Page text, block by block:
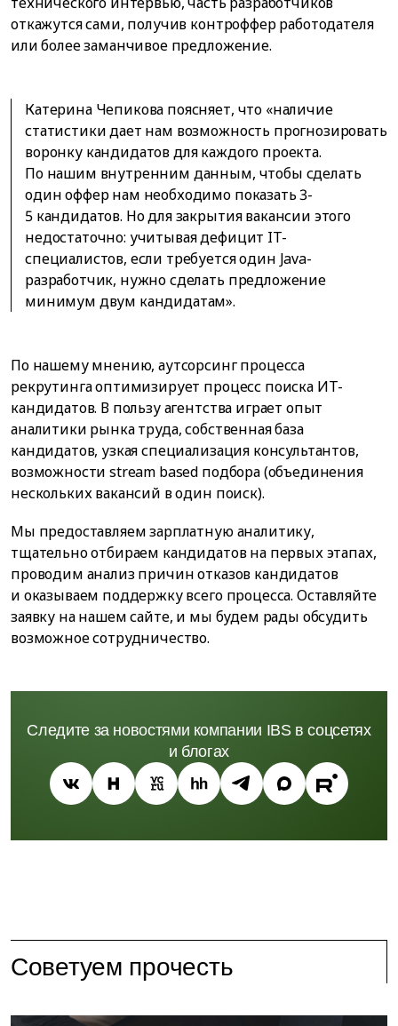
откажутся сами, получив контроффер работодателя
или более заманчивое предложение.
Катерина Чепикова поясняет, что «наличие
статистики дает нам возможность прогнозировать
воронку кандидатов для каждого проекта.
По нашим внутренним данным, чтобы сделать
один оффер нам необходимо показать 3-
5 кандидатов. Но для закрытия вакансии этого
недостаточно: учитывая дефицит IT-
специалистов, если требуется один Java-
разработчик, нужно сделать предложение
минимум двум кандидатам».
По нашему мнению, аутсорсинг процесса
рекрутинга оптимизирует процесс поиска ИТ-
кандидатов. В пользу агентства играет опыт
аналитики рынка труда, собственная база
кандидатов, узкая специализация консультантов,
возможности stream based подбора (объединения
нескольких вакансий в один поиск).
Мы предоставляем зарплатную аналитику,
тщательно отбираем кандидатов на первых этапах,
проводим анализ причин отказов кандидатов
и оказываем поддержку всего процесса. Оставляйте
заявку на нашем сайте, и мы будем рады обсудить
возможное сотрудничество.
Следите за новостями компании IBS в соцсетях
и блогах
Советуем прочесть